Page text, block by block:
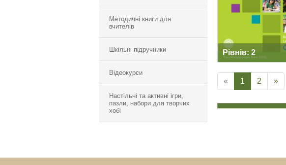
Методичні книги для
вчителів
Шкільні підручники
Відеокурси
Настільні та активні ігри,
пазли, набори для творчих
хобі
Рівнів: 2
« 1 2 »